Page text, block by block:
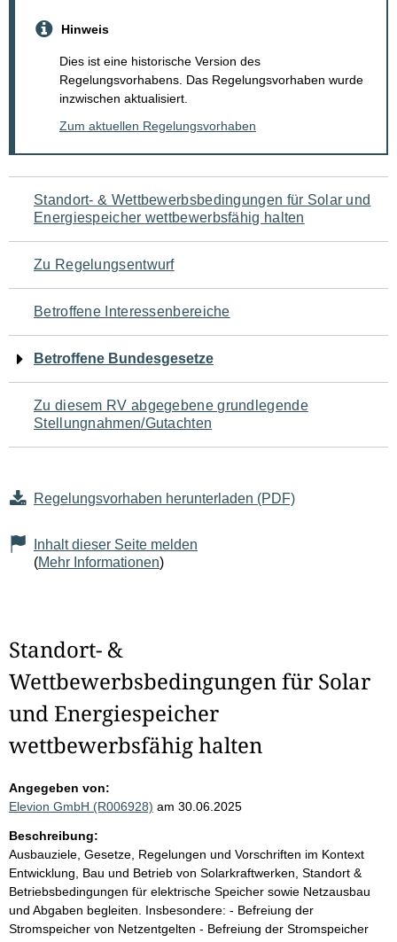
Hinweis
Dies ist eine historische Version des
Regelungsvorhabens. Das Regelungsvorhaben wurde
inzwischen aktualisiert.
Zum aktuellen Regelungsvorhaben
Navigation
für
den
Seiteninhalt
Standort- & Wettbewerbsbedingungen für Solar und
Energiespeicher wettbewerbsfähig halten
Zu Regelungsentwurf
Betroffene Interessenbereiche
Betroffene Bundesgesetze
Zu diesem RV abgegebene grundlegende
Stellungnahmen/Gutachten
Regelungsvorhaben herunterladen (PDF)
Inhalt dieser Seite melden
(Mehr Informationen)
Standort- &
Wettbewerbsbedingungen für Solar
und Energiespeicher
wettbewerbsfähig halten
Angegeben von:
Elevion GmbH (R006928) am 30.06.2025
Beschreibung:
Ausbauziele, Gesetze, Regelungen und Vorschriften im Kontext
Entwicklung, Bau und Betrieb von Solarkraftwerken, Standort &
Betriebsbedingungen für elektrische Speicher sowie Netzausbau
und Abgaben begleiten. Insbesondere: - Befreiung der
Stromspeicher von Netzentgelten - Befreiung der Stromspeicher